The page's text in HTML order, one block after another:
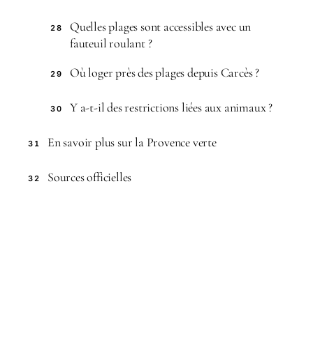
28
Quelles plages sont accessibles avec un
fauteuil roulant ?
29 Où loger près des plages depuis Carcès ?
30 Y a-t-il des restrictions liées aux animaux ?
31 En savoir plus sur la Provence verte
32 Sources officielles